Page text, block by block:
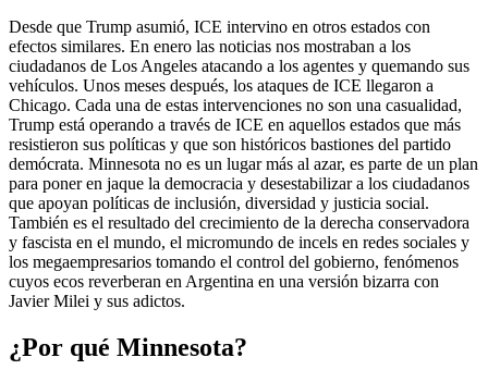
Desde que Trump asumió, ICE intervino en otros estados con
efectos similares. En enero las noticias nos mostraban a los
ciudadanos de Los Angeles atacando a los agentes y quemando sus
vehículos. Unos meses después, los ataques de ICE llegaron a
Chicago. Cada una de estas intervenciones no son una casualidad,
Trump está operando a través de ICE en aquellos estados que más
resistieron sus políticas y que son históricos bastiones del partido
demócrata. Minnesota no es un lugar más al azar, es parte de un plan
para poner en jaque la democracia y desestabilizar a los ciudadanos
que apoyan políticas de inclusión, diversidad y justicia social.
También es el resultado del crecimiento de la derecha conservadora
y fascista en el mundo, el micromundo de incels en redes sociales y
los megaempresarios tomando el control del gobierno, fenómenos
cuyos ecos reverberan en Argentina en una versión bizarra con
Javier Milei y sus adictos.
¿Por qué Minnesota?